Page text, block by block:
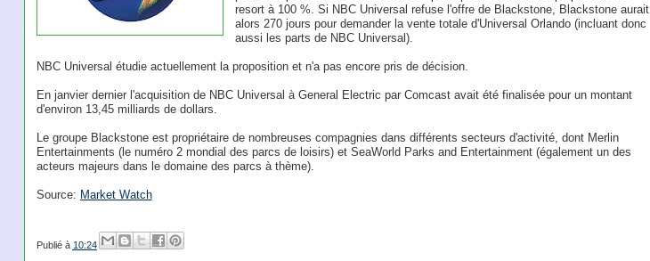
resort à 100 %. Si NBC Universal refuse l'offre de Blackstone, Blackstone aurait
alors 270 jours pour demander la vente totale d'Universal Orlando (incluant donc
aussi les parts de NBC Universal).
NBC Universal étudie actuellement la proposition et n'a pas encore pris de décision.
En janvier dernier l'acquisition de NBC Universal à General Electric par Comcast avait été finalisée pour un montant
d'environ 13,45 milliards de dollars.
Le groupe Blackstone est propriétaire de nombreuses compagnies dans différents secteurs d'activité, dont Merlin
Entertainments (le numéro 2 mondial des parcs de loisirs) et SeaWorld Parks and Entertainment (également un des
acteurs majeurs dans le domaine des parcs à thème).
Source: Market Watch
Publié à 10:24